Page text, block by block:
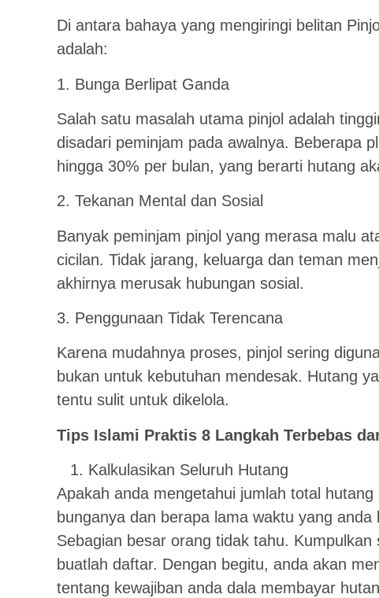
Di antara bahaya yang mengiringi belitan
adalah:
1. Bunga Berlipat Ganda
Salah satu masalah utama pinjol adalah
disadari peminjam pada awalnya. Beberapa
hingga 30% per bulan, yang berarti hutang
2. Tekanan Mental dan Sosial
Banyak peminjam pinjol yang merasa malu
cicilan. Tidak jarang, keluarga dan teman
akhirnya merusak hubungan sosial.
3. Penggunaan Tidak Terencana
Karena mudahnya proses, pinjol sering
bukan untuk kebutuhan mendesak. Hutang
tentu sulit untuk dikelola.
Tips Islami Praktis 8 Langkah Terbebas
Kalkulasikan Seluruh Hutang
Apakah anda mengetahui jumlah total
bunganya dan berapa lama waktu yang
Sebagian besar orang tidak tahu.
buatlah daftar. Dengan begitu, anda akan
tentang kewajiban anda dala membayar